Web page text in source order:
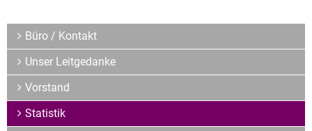
Expertenwissen & Normen
Archiv
Büro / Kontakt
Unser Leitgedanke
Vorstand
Statistik